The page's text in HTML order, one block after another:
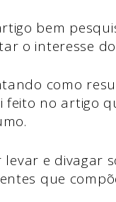
bem
o interesse
como
no artigo
levar e divagar
que